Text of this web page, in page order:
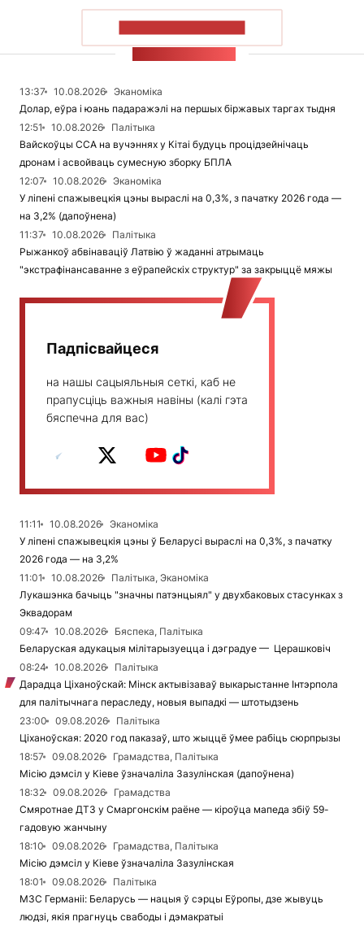
13:37 10.08.2026
Эканоміка
Долар, еўра і юань падаражэлі на першых біржавых таргах тыдня
12:51
10.08.2026
Палітыка
Вайскоўцы ССА на вучэннях у Кітаі будуць процідзейнічаць
дронам і асвойваць сумесную зборку БПЛА
12:07
10.08.2026
Эканоміка
У ліпені спажывецкія цэны выраслі на 0,3%, з пачатку 2026 года —
на 3,2% (дапоўнена)
11:37
10.08.2026
Палітыка
Рыжанкоў абвінаваціў Латвію ў жаданні атрымаць
"экстрафінансаванне з еўрапейскіх структур" за закрыццё мяжы
Падпісвайцеся
на нашы сацыяльныя сеткі, каб не
прапусціць важныя навіны (калі гэта
бяспечна для вас)
11:11 10.08.2026
Эканоміка
У ліпені спажывецкія цэны ў Беларусі выраслі на 0,3%, з пачатку
2026 года — на 3,2%
11:01
10.08.2026
Палітыка, Эканоміка
Лукашэнка бачыць "значны патэнцыял" у двухбаковых стасунках з
Эквадорам
09:47
10.08.2026
Бяспека, Палітыка
Беларуская адукацыя мілітарызуецца і дэградуе — Церашковіч
08:24
10.08.2026
Палітыка
Дарадца Ціханоўскай: Мінск актывізаваў выкарыстанне Інтэрпола
для палітычнага пераследу, новыя выпадкі — штотыдзень
23:00
09.08.2026
Палітыка
Ціханоўская: 2020 год паказаў, што жыццё ўмее рабіць сюрпрызы
18:57
09.08.2026
Грамадства, Палітыка
Місію дэмсіл у Кіеве ўзначаліла Зазулінская (дапоўнена)
18:32
09.08.2026
Грамадства
Смяротнае ДТЗ у Смаргонскім раёне — кіроўца мапеда збіў 59-
гадовую жанчыну
18:10
09.08.2026
Грамадства, Палітыка
Місію дэмсіл у Кіеве ўзначаліла Зазулінская
18:01
09.08.2026
Палітыка
МЗС Германіі: Беларусь — нацыя ў сэрцы Еўропы, дзе жывуць
людзі, якія прагнуць свабоды і дэмакратыі